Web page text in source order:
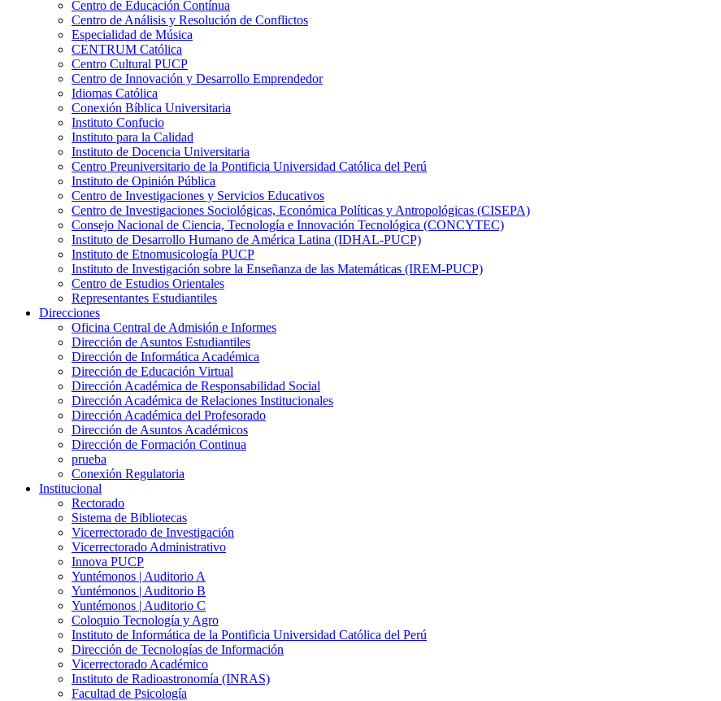
Centro de Educación Contínua
Centro de Análisis y Resolución de Conflictos
Especialidad de Música
CENTRUM Católica
Centro Cultural PUCP
Centro de Innovación y Desarrollo Emprendedor
Idiomas Católica
Conexión Bíblica Universitaria
Instituto Confucio
Instituto para la Calidad
Instituto de Docencia Universitaria
Centro Preuniversitario de la Pontificia Universidad Católica del Perú
Instituto de Opinión Pública
Centro de Investigaciones y Servicios Educativos
Centro de Investigaciones Sociológicas, Económica Políticas y Antropológicas (CISEPA)
Consejo Nacional de Ciencia, Tecnología e Innovación Tecnológica (CONCYTEC)
Instituto de Desarrollo Humano de América Latina (IDHAL-PUCP)
Instituto de Etnomusicología PUCP
Instituto de Investigación sobre la Enseñanza de las Matemáticas (IREM-PUCP)
Centro de Estudios Orientales
Representantes Estudiantiles
Direcciones
Oficina Central de Admisión e Informes
Dirección de Asuntos Estudiantiles
Dirección de Informática Académica
Dirección de Educación Virtual
Dirección Académica de Responsabilidad Social
Dirección Académica de Relaciones Institucionales
Dirección Académica del Profesorado
Dirección de Asuntos Académicos
Dirección de Formación Continua
prueba
Conexión Regulatoria
Institucional
Rectorado
Sistema de Bibliotecas
Vicerrectorado de Investigación
Vicerrectorado Administrativo
Innova PUCP
Yuntémonos | Auditorio A
Yuntémonos | Auditorio B
Yuntémonos | Auditorio C
Coloquio Tecnología y Agro
Instituto de Informática de la Pontificia Universidad Católica del Perú
Dirección de Tecnologías de Información
Vicerrectorado Académico
Instituto de Radioastronomía (INRAS)
Facultad de Psicología